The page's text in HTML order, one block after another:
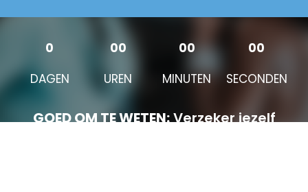
0
DAGEN
00
UREN
00
MINUTEN
00
SECONDEN
GOED OM TE WETEN:Verzeker jezelf